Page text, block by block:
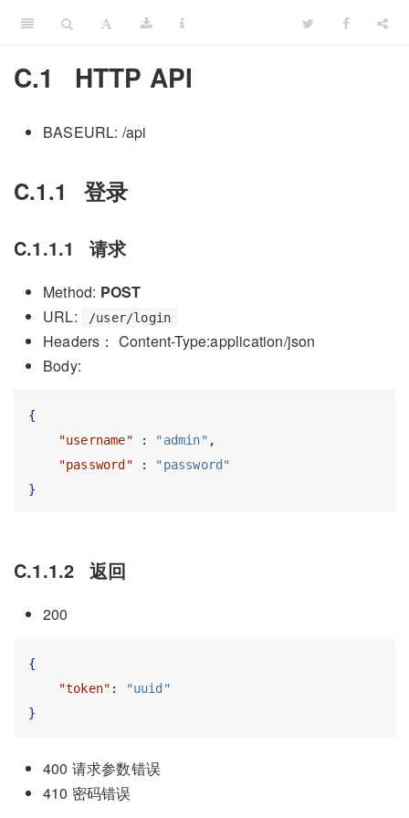
C.1 HTTP API
BASEURL: /api
C.1.1 登录
C.1.1.1 请求
Method: POST
URL:
/user/login
Headers： Content-Type:application/json
Body:
{
"username"
: "admin" ,
"password"
:
"password"
}
C.1.1.2 返回
200
{
"token" :
"uuid"
}
400 请求参数错误
410 密码错误